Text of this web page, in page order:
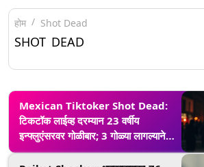
होम Shot Dead
SHOT DEAD
Mexican Tiktoker Shot Dead:
टिकटॉक लाईव्ह दरम्यान 23 वर्षीय
इन्फ्लुएंसरवर गोळीबार; 3 गोळ्या लागल्याने
मृत्यू